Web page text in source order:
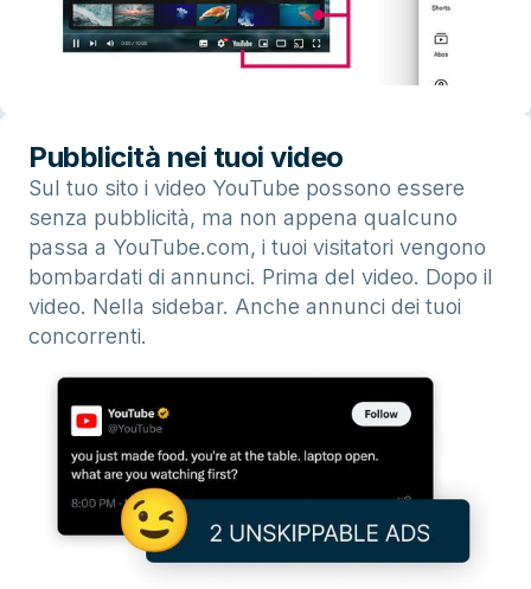
Pubblicità nei tuoi video
Sul tuo sito i video YouTube possono essere
senza pubblicità, ma non appena qualcuno
passa a YouTube.com, i tuoi visitatori vengono
bombardati di annunci. Prima del video. Dopo il
video. Nella sidebar. Anche annunci dei tuoi
concorrenti.